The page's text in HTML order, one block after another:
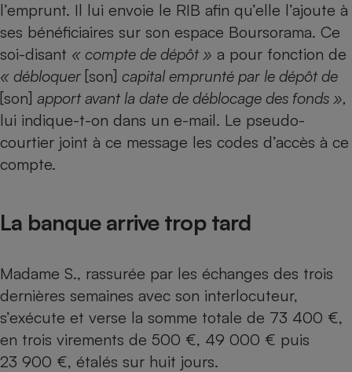
l’emprunt. Il lui envoie le RIB afin qu’elle l’ajoute à
ses bénéficiaires sur son espace Boursorama. Ce
soi-disant « compte de dépôt » a pour fonction de
« débloquer [son] capital emprunté par le dépôt de
[son] apport avant la date de déblocage des fonds »,
lui indique-t-on dans un e-mail. Le pseudo-
courtier joint à ce message les codes d’accès à ce
compte.
La banque arrive trop tard
Madame S., rassurée par les échanges des trois
dernières semaines avec son interlocuteur,
s’exécute et verse la somme totale de 73 400 €,
en trois virements de 500 €, 49 000 € puis
23 900 €, étalés sur huit jours.